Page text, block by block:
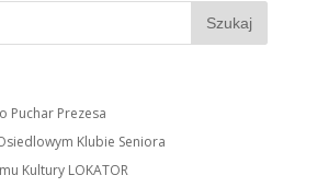
Puchar Prezesa
Klubie Seniora
Kultury LOKATOR